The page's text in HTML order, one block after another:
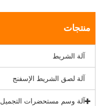
منتجات
آلة الشريط
آلة لصق الشريط الإسفنج
آلة وسم مستحضرات التجميل